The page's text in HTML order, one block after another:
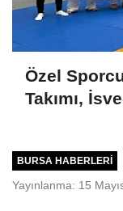
Özel
Takımı,
BURSA HABERLERI
Yayınlanma: 15